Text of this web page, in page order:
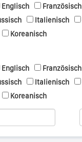
Englisch Französisch
Italienisch
Koreanisch
Englisch Französisch
Italienisch
Koreanisch